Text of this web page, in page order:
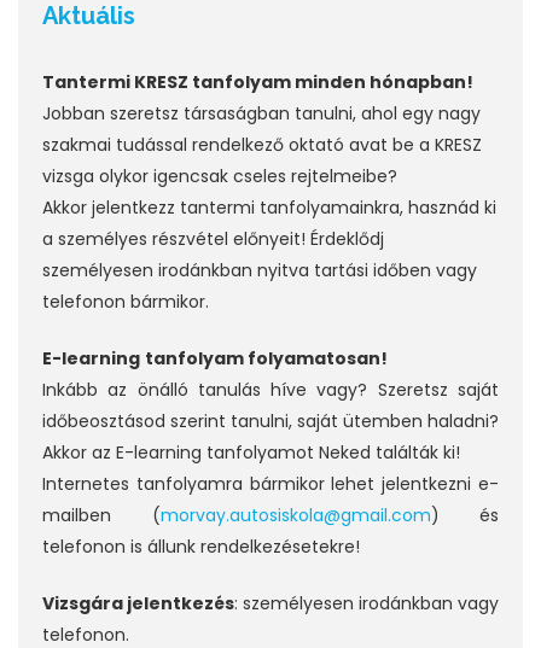
Aktuális
Tantermi KRESZ tanfolyam minden hónapban!
Jobban szeretsz társaságban tanulni, ahol egy nagy
szakmai tudással rendelkező oktató avat be a KRESZ
vizsga olykor igencsak cseles rejtelmeibe?
Akkor jelentkezz tantermi tanfolyamainkra, hasznád ki
a személyes részvétel előnyeit! Érdeklődj
személyesen irodánkban nyitva tartási időben vagy
telefonon bármikor.
E-learning tanfolyam folyamatosan!
Inkább az önálló tanulás híve vagy? Szeretsz saját
időbeosztásod szerint tanulni, saját ütemben haladni?
Akkor az E-learning tanfolyamot Neked találták ki!
Internetes tanfolyamra bármikor lehet jelentkezni e-
mailben (morvay.autosiskola@gmail.com) és
telefonon is állunk rendelkezésetekre!
Vizsgára jelentkezés: személyesen irodánkban vagy
telefonon.